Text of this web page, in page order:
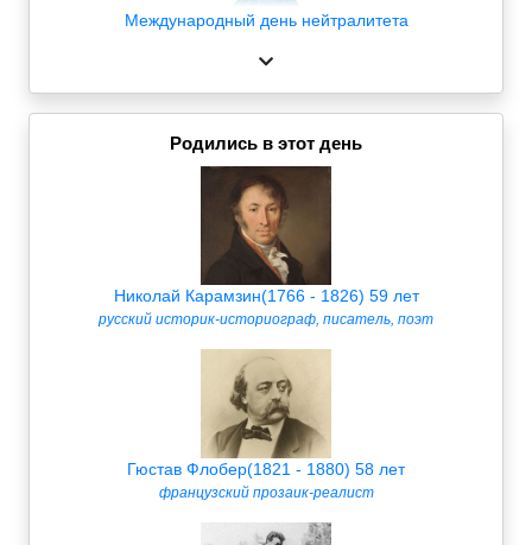
Международный день нейтралитета
Родились в этот день
Николай Карамзин(1766 - 1826) 59 лет
русский историк-историограф, писатель, поэт
Гюстав Флобер(1821 - 1880) 58 лет
французский прозаик-реалист